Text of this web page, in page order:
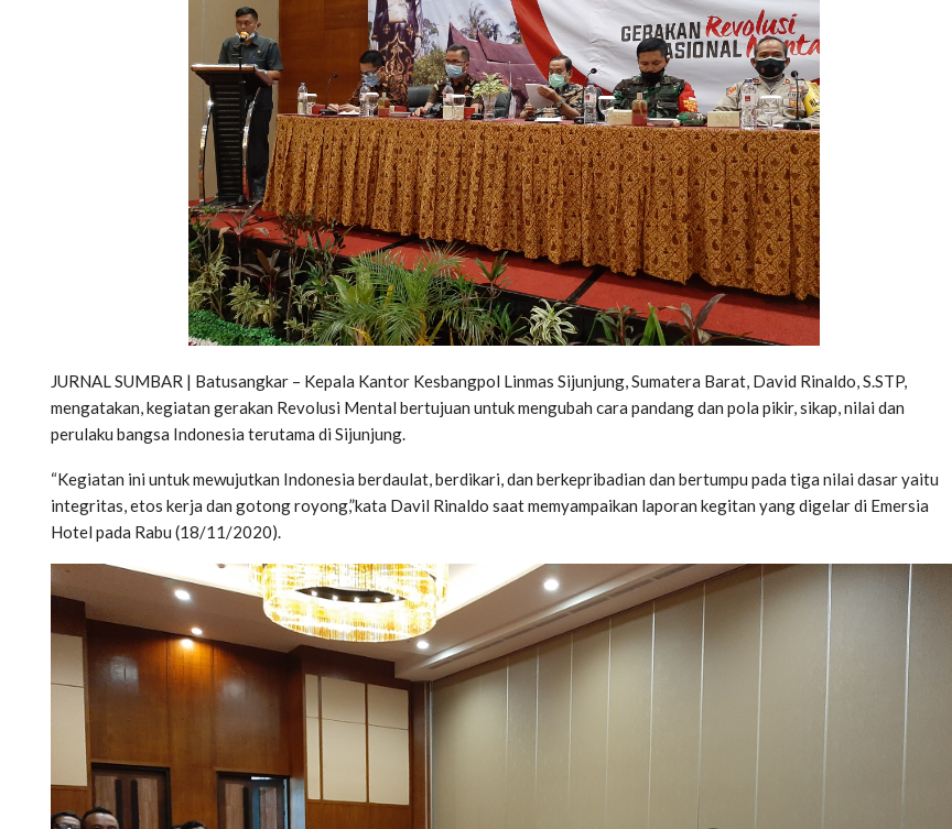
JURNAL SUMBAR | Batusangkar – Kepala Kantor Kesbangpol Linmas Sijunjung, Sumatera Barat, David Rinaldo, S.STP,
mengatakan, kegiatan gerakan Revolusi Mental bertujuan untuk mengubah cara pandang dan pola pikir, sikap, nilai dan
perulaku bangsa Indonesia terutama di Sijunjung.
“Kegiatan ini untuk mewujutkan Indonesia berdaulat, berdikari, dan berkepribadian dan bertumpu pada tiga nilai dasar yaitu
integritas, etos kerja dan gotong royong,”kata Davil Rinaldo saat memyampaikan laporan kegitan yang digelar di Emersia
Hotel pada Rabu (18/11/2020).